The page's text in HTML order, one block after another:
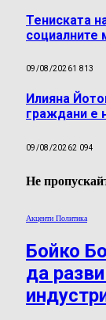
Тениската
социалните
09/08/20261 813
Илияна
граждани е
09/08/20262 094
Не
Акценти Политика
Бойко
да